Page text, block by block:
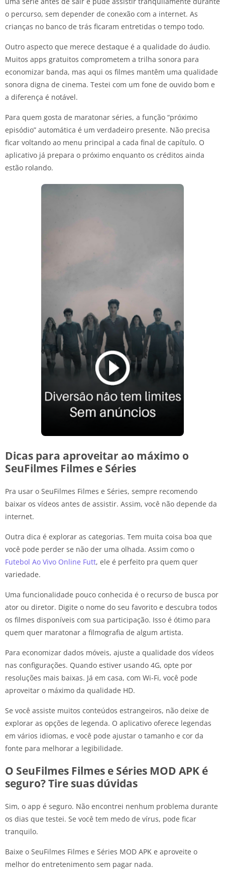
o percurso, sem depender de conexão com a internet. As
crianças no banco de trás ficaram entretidas o tempo todo.
Outro aspecto que merece destaque é a qualidade do áudio.
Muitos apps gratuitos comprometem a trilha sonora para
economizar banda, mas aqui os filmes mantêm uma qualidade
sonora digna de cinema. Testei com um fone de ouvido bom e
a diferença é notável.
Para quem gosta de maratonar séries, a função “próximo
episódio” automática é um verdadeiro presente. Não precisa
ficar voltando ao menu principal a cada final de capítulo. O
aplicativo já prepara o próximo enquanto os créditos ainda
estão rolando.
Dicas para aproveitar ao máximo o
SeuFilmes Filmes e Séries
Pra usar o SeuFilmes Filmes e Séries, sempre recomendo
baixar os vídeos antes de assistir. Assim, você não depende da
internet.
Outra dica é explorar as categorias. Tem muita coisa boa que
você pode perder se não der uma olhada. Assim como o
Futebol Ao Vivo Online Futt, ele é perfeito pra quem quer
variedade.
Uma funcionalidade pouco conhecida é o recurso de busca por
ator ou diretor. Digite o nome do seu favorito e descubra todos
os filmes disponíveis com sua participação. Isso é ótimo para
quem quer maratonar a filmografia de algum artista.
Para economizar dados móveis, ajuste a qualidade dos vídeos
nas configurações. Quando estiver usando 4G, opte por
resoluções mais baixas. Já em casa, com Wi-Fi, você pode
aproveitar o máximo da qualidade HD.
Se você assiste muitos conteúdos estrangeiros, não deixe de
explorar as opções de legenda. O aplicativo oferece legendas
em vários idiomas, e você pode ajustar o tamanho e cor da
fonte para melhorar a legibilidade.
O SeuFilmes Filmes e Séries MOD APK é
seguro? Tire suas dúvidas
Sim, o app é seguro. Não encontrei nenhum problema durante
os dias que testei. Se você tem medo de vírus, pode ficar
tranquilo.
Baixe o SeuFilmes Filmes e Séries MOD APK e aproveite o
melhor do entretenimento sem pagar nada.